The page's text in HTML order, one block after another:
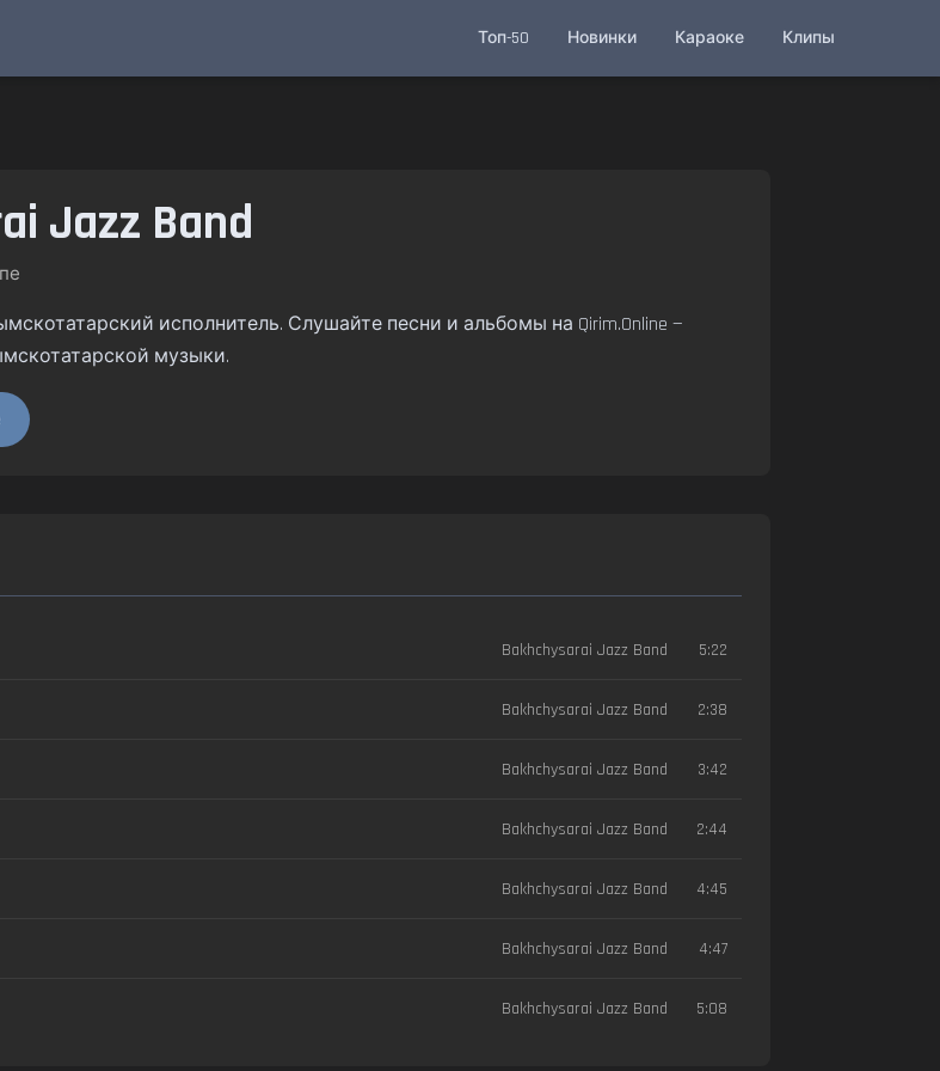
Топ-50 Новинки Караоке Клипы
Jazz Band
исполнитель. Слушайте песни и альбомы на Qirim.Online —
музыки.
Bakhchysarai Jazz Band 5:22
Bakhchysarai Jazz Band 2:38
Bakhchysarai Jazz Band 3:42
Bakhchysarai Jazz Band 2:44
Bakhchysarai Jazz Band 4:45
Bakhchysarai Jazz Band 4:47
Bakhchysarai Jazz Band 5:08